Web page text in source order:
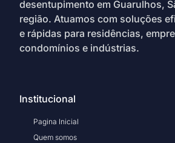
desentupimento em Guarulhos,
região. Atuamos com soluções
e rápidas para residências,
condomínios e indústrias.
Institucional
Pagina Inicial
Quem somos